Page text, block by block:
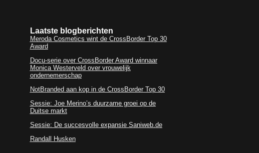
Laatste blogberichten
Meroda Cosmetics wint de CrossBorder Top 30
Award
Docu-serie over CrossBorder Award winnaar
Monica Westerveld over vrouwelijk
ondernemerschap
NotBranded aan kop in de CrossBorder Top 30
Sessie: Joe Merino’s duurzame groei op de
Duitse markt
Sessie: De succesvolle expansie Saniweb.de
Randall Husken